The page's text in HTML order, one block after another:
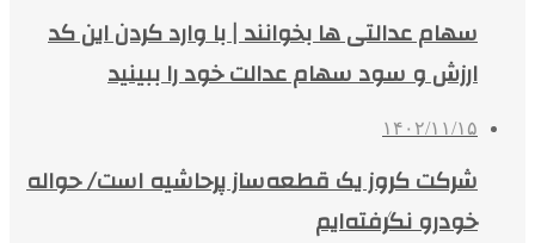
سهام عدالتی ها بخوانند | با وارد کردن این کد
ارزش و سود سهام عدالت خود را ببینید
۱۴۰۲/۱۱/۱۵
شرکت کروز یک قطعه‌ساز پرحاشیه است/ حواله
خودرو نگرفته‌ایم